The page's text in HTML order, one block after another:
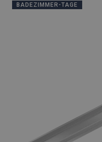
BADEZIMMER-TAGE